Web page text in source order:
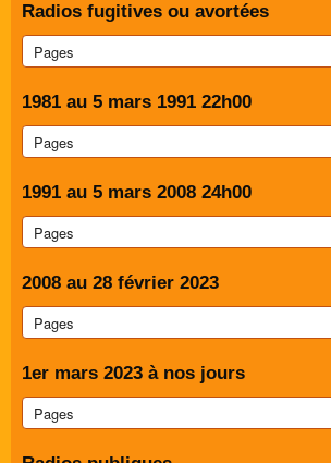
Radios fugitives ou avortées
1981 au 5 mars 1991 22h00
1991 au 5 mars 2008 24h00
2008 au 28 février 2023
1er mars 2023 à nos jours